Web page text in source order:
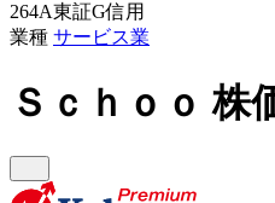
264A東証G信用
業種 サービス業
Ｓｃｈｏｏ株